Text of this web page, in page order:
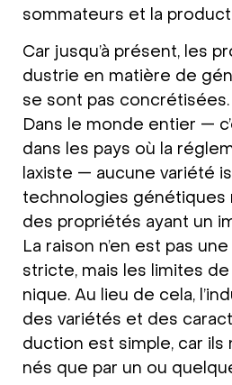
som­ma­teurs et la
Car jus­qu’à pré­sent, les
du­strie en matiè­re de
se sont pas
Dans le mon­de entier —
dans les pays où la
laxi­ste — aucu­ne varié­té
tech­no­lo­gies géné­ti­ques
des pro­prié­tés ayant un
La rai­son n’en est pas
stric­te, mais les limi­tes
ni­que. Au lieu de cela,
des varié­tés et des
duc­tion est simp­le, car
nés que par un ou